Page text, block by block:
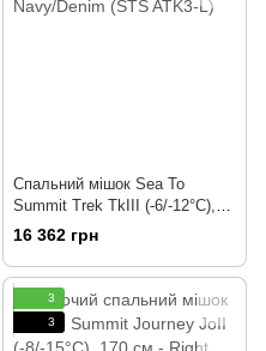
Спальний мішок Sea To
Summit Trek TkIII (-6/-12°C),
198 см - Left Zip, Navy/Denim
(STS ATK3-L)
16 362 грн
3
3